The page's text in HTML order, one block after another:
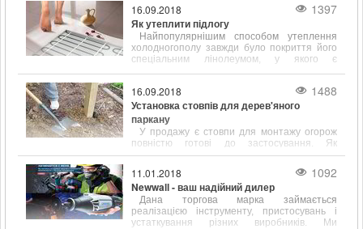
16.09.2018 1397
Як утеплити підлогу
Найпопулярнішим способом утеплення
холодногополу завжди було покриття його
спеціальним лінолеумом, у якого є
16.09.2018 1488
Установка стовпів для дерев'яного
паркану
У продажу є стовпи для монтажу огорож
повністю готові до застосування. Як
правило, вони вже покриті спеціальними
антигрибковими і ізолюючими складами.
11.01.2018 1092
Newwall - ваш надійний дилер
Дана торгова марка займається
реалізацією інструменту, пристосувань і
устаткування різних виробників. Ми